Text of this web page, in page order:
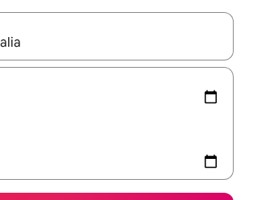
rezultati, moći ćete ih pregledati